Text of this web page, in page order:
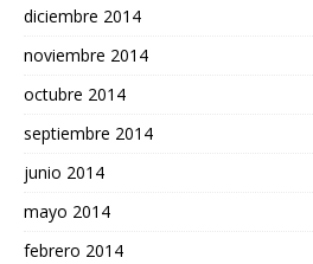
diciembre 2014
noviembre 2014
octubre 2014
septiembre 2014
junio 2014
mayo 2014
febrero 2014